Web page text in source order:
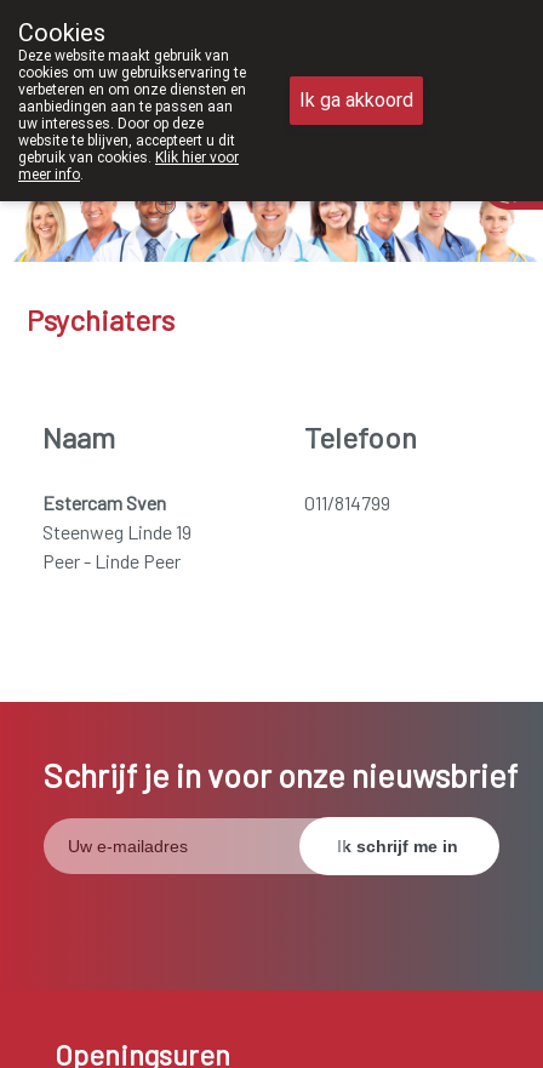
011/610300
Vandaag Nugesloten
Psychiaters
Naam Telefoon
Estercam Sven
Steenweg Linde 19
Peer - Linde Peer
011/814799
Schrijf je in voor onze nieuwsbrief
Openingsuren
Cookies
Deze website maakt gebruik van
cookies om uw gebruikservaring te
verbeteren en om onze diensten en
aanbiedingen aan te passen aan
uw interesses. Door op deze
website te blijven, accepteert u dit
gebruik van cookies. Klik hier voor
meer info.
Ik ga akkoord